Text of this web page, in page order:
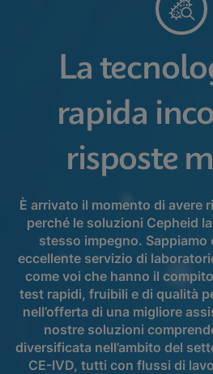
La
rapida
risposte
È arrivato il momento di avere
perché le soluzioni Cepheid
stesso impegno. Sappiamo
eccellente servizio di
come voi che hanno il
test rapidi, fruibili e di qualità
nell’offerta di una migliore
nostre soluzioni
diversificata nell’ambito del
CE-IVD, tutti con flussi di